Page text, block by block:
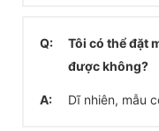
Q:
Tôi có thể đặt
được không?
A: Dĩ nhiên, mẫu